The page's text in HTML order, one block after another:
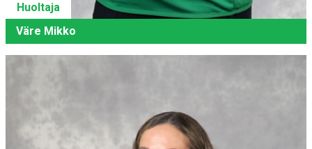
Huoltaja
Väre Mikko